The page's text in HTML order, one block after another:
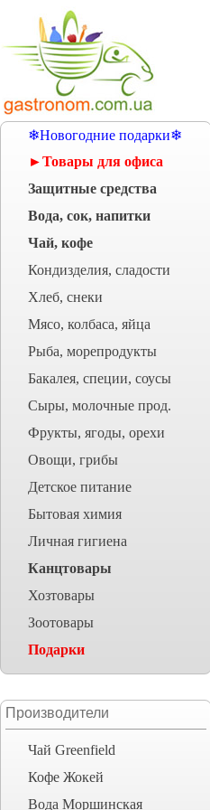
❄Новогодние подарки❄
►Товары для офиса
Защитные средства
Вода, сок, напитки
Чай, кофе
Кондизделия, сладости
Хлеб, снеки
Мясо, колбаса, яйца
Рыба, морепродукты
Бакалея, специи, соусы
Сыры, молочные прод.
Фрукты, ягоды, орехи
Овощи, грибы
Детское питание
Бытовая химия
Личная гигиена
Канцтовары
Хозтовары
Зоотовары
Подарки
Производители
Чай Greenfield
Кофе Жокей
Вода Моршинская